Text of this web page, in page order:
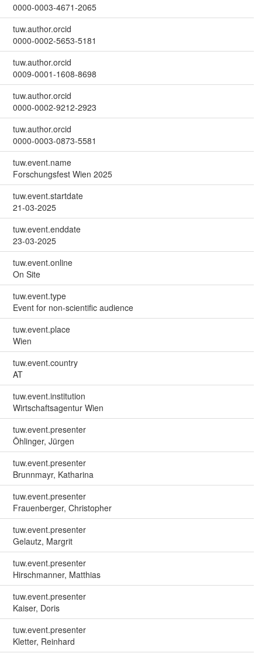
0000-0003-4671-2065
tuw.author.orcid
0000-0002-5653-5181
tuw.author.orcid
0009-0001-1608-8698
tuw.author.orcid
0000-0002-9212-2923
tuw.author.orcid
0000-0003-0873-5581
tuw.event.name
Forschungsfest Wien 2025
tuw.event.startdate
21-03-2025
tuw.event.enddate
23-03-2025
tuw.event.online
On Site
tuw.event.type
Event for non-scientific audience
tuw.event.place
Wien
tuw.event.country
AT
tuw.event.institution
Wirtschaftsagentur Wien
tuw.event.presenter
Öhlinger, Jürgen
tuw.event.presenter
Brunnmayr, Katharina
tuw.event.presenter
Frauenberger, Christopher
tuw.event.presenter
Gelautz, Margrit
tuw.event.presenter
Hirschmanner, Matthias
tuw.event.presenter
Kaiser, Doris
tuw.event.presenter
Kletter, Reinhard